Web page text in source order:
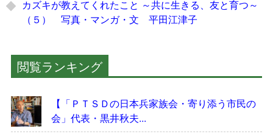
カズキが教えてくれたこと ～共に生きる、友と育つ～
（５） 写真・マンガ・文 平田江津子
閲覧ランキング
【「ＰＴＳＤの日本兵家族会・寄り添う市民の
会」代表・黒井秋夫...